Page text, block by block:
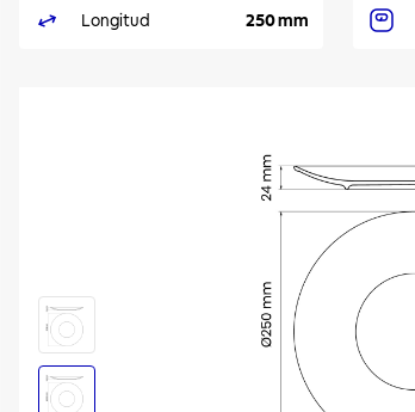
Longitud 250 mm